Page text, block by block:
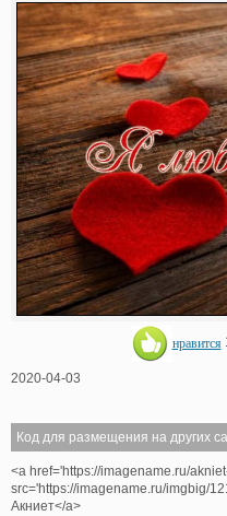
нравится
2020-04-03
Код для размещения на других
<a href='https://imagename.ru/
src='https://imagename.ru/imgbig/
Акниет</a>